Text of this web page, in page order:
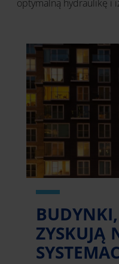
optymalną hydraulikę i
ZYSKUJĄ